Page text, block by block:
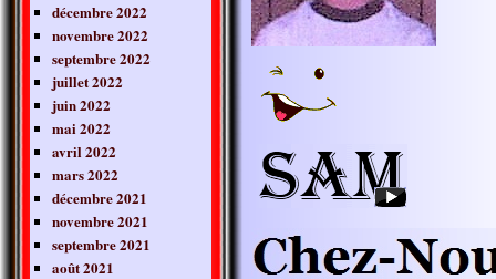
décembre 2022
novembre 2022
septembre 2022
juillet 2022
juin 2022
mai 2022
avril 2022
mars 2022
décembre 2021
novembre 2021
septembre 2021
août 2021